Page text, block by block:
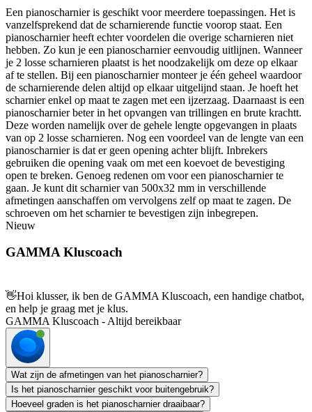
Een pianoscharnier is geschikt voor meerdere toepassingen. Het is
vanzelfsprekend dat de scharnierende functie voorop staat. Een
pianoscharnier heeft echter voordelen die overige scharnieren niet
hebben. Zo kun je een pianoscharnier eenvoudig uitlijnen. Wanneer
je 2 losse scharnieren plaatst is het noodzakelijk om deze op elkaar
af te stellen. Bij een pianoscharnier monteer je één geheel waardoor
de scharnierende delen altijd op elkaar uitgelijnd staan. Je hoeft het
scharnier enkel op maat te zagen met een ijzerzaag. Daarnaast is een
pianoscharnier beter in het opvangen van trillingen en brute krachtt.
Deze worden namelijk over de gehele lengte opgevangen in plaats
van op 2 losse scharnieren. Nog een voordeel van de lengte van een
pianoscharnier is dat er geen opening achter blijft. Inbrekers
gebruiken die opening vaak om met een koevoet de bevestiging
open te breken. Genoeg redenen om voor een pianoscharnier te
gaan. Je kunt dit scharnier van 500x32 mm in verschillende
afmetingen aanschaffen om vervolgens zelf op maat te zagen. De
schroeven om het scharnier te bevestigen zijn inbegrepen.
Nieuw
GAMMA Kluscoach
👋Hoi klusser, ik ben de GAMMA Kluscoach, een handige chatbot,
en help je graag met je klus.
GAMMA Kluscoach - Altijd bereikbaar
Wat zijn de afmetingen van het pianoscharnier?
Is het pianoscharnier geschikt voor buitengebruik?
Hoeveel graden is het pianoscharnier draaibaar?